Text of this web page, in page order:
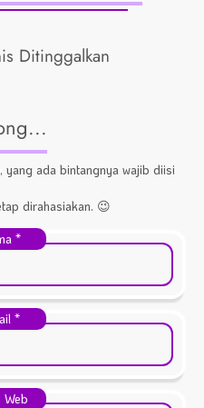
Ditinggalkan
yang ada bintangnya wajib diisi
dirahasiakan. 😉
*
*
Web